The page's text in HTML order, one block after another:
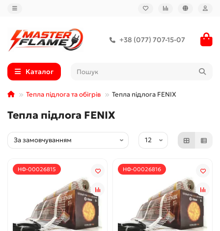
+38 (077) 707-15-07
Каталог
Тепла підлога та обігрів Тепла підлога FENIX
Тепла підлога FENIX
НФ-00026815 НФ-00026816